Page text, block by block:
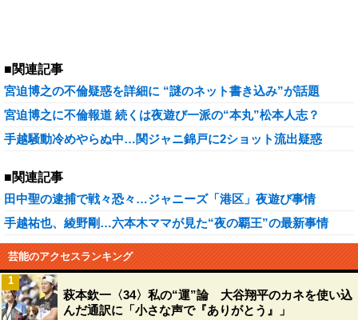
■関連記事
宮迫博之の不倫疑惑を詳細に “謎のネット書き込み”が話題
宮迫博之に不倫報道 続くは夜遊び一派の“本丸”松本人志？
手越騒動冷めやらぬ中…関ジャニ錦戸に2ショット流出疑惑
■関連記事
田中聖の逮捕で戦々恐々…ジャニーズ「港区」夜遊び事情
手越祐也、綾野剛…六本木ママが見た“夜の覇王”の最新事情
芸能のアクセスランキング
萩本欽一〈34〉私の“運”論 大谷翔平のカネを使い込
んだ通訳に「小さな声で『ありがとう』」
1